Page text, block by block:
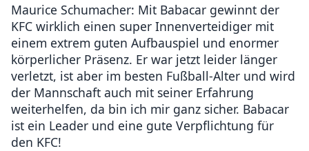
Maurice Schumacher: Mit Babacar gewinnt der
KFC wirklich einen super Innenverteidiger mit
einem extrem guten Aufbauspiel und enormer
körperlicher Präsenz. Er war jetzt leider länger
verletzt, ist aber im besten Fußball-Alter und wird
der Mannschaft auch mit seiner Erfahrung
weiterhelfen, da bin ich mir ganz sicher. Babacar
ist ein Leader und eine gute Verpflichtung für
den KFC!